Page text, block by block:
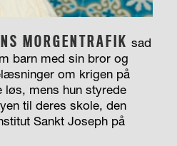
MORGENTRAFIK sad
barn med sin bror og
om krigen på
løs, mens hun styrede
til deres skole, den
Sankt Joseph på